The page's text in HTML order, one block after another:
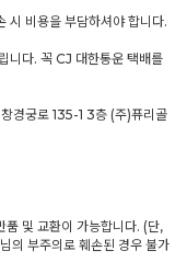
시 비용을 부담하셔야 합니다.
니다. 꼭 CJ 대한통운 택배를
경궁로 135-1 3층 (주)퓨리골
품 및 교환이 가능합니다. (단,
의 부주의로 훼손된 경우 불가